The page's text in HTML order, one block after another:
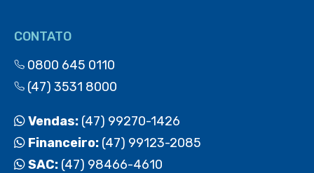
CONTATO
0800 645 0110
(47) 3531 8000
Vendas: (47) 99270-1426
Financeiro: (47) 99123-2085
SAC: (47) 98466-4610